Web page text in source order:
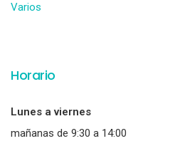
Varios
Horario
Lunes a viernes
mañanas de 9:30 a 14:00